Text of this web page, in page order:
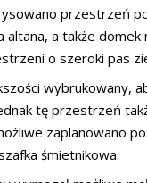
przestrzeń
a także
o szeroki pas
wybrukowany,
tę przestrzeń
zaplanowano
śmietnikowa.